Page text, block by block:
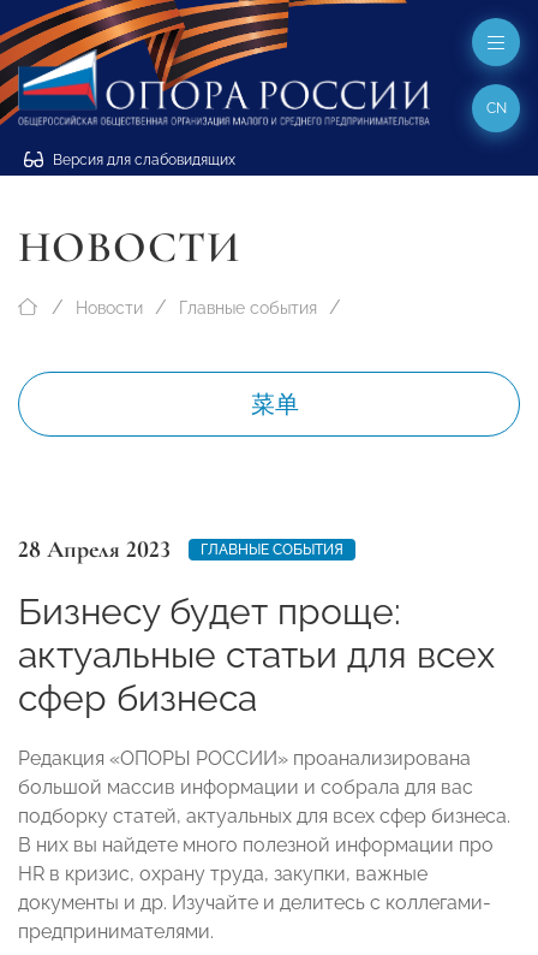
Версия для слабовидящих
CN
НОВОСТИ
Новости Главные события
菜单
28 Апреля 2023 ГЛАВНЫЕ СОБЫТИЯ
Бизнесу будет проще:
актуальные статьи для всех
сфер бизнеса
Редакция «ОПОРЫ РОССИИ» проанализирована
большой массив информации и собрала для вас
подборку статей, актуальных для всех сфер бизнеса.
В них вы найдете много полезной информации про
HR в кризис, охрану труда, закупки, важные
документы и др. Изучайте и делитесь с коллегами-
предпринимателями.